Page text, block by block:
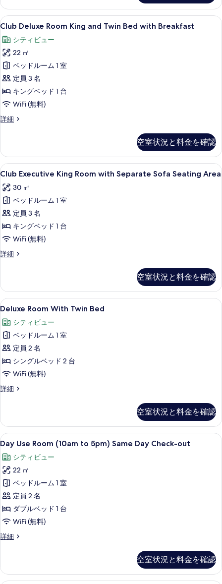
を
表
示
す
る
の
詳
細
Club
Deluxe
Room
King
and
Twin
Bed
with
Breakfast
の
べ
て
の
写
真
を
表
示
す
Club Deluxe Room King and Twin
20
Club Deluxe Room King and Twin Bed with Breakfast
シティビュー
22 ㎡
ベッドルーム 1 室
定員 3 名
キングベッド 1 台
WiFi (無料)
詳細
Club
and
Twin
Bed
Breakfast
の
詳
細
空室状況と料金を確認
Club
Executive
King
Room
with
Separate
Sofa
Seating
Area
す
べ
て
の
写
真
を
表
示
高級寝具、低反発ベッド、セーフテ
10
Club Executive King Room with Separate Sofa Seating Area
30 ㎡
ベッドルーム 1 室
定員 3 名
キングベッド 1 台
WiFi (無料)
詳細
Club
with
Separate
Sofa
Area
の
詳
細
空室状況と料金を確認
Deluxe
Room
With
Twin
Bed
の
す
べ
写
真
を
表
示
す
る
Deluxe Room With Twin Bed | 高級
9
Deluxe Room With Twin Bed
シティビュー
ベッドルーム 1 室
定員 2 名
シングルベッド 2 台
WiFi (無料)
詳細
Deluxe
Bed
の
詳
空室状況と料金を確認
Day
Use
Room
(10am
to
5pm)
Same
Day
out
す
べ
高級寝具、低反発ベッド、セーフテ
4
Day Use Room (10am to 5pm) Same Day Check-out
シティビュー
22 ㎡
ベッドルーム 1 室
定員 2 名
ダブルベッド 1 台
WiFi (無料)
詳細
Day
to
5pm)
空室状況と料金を確認